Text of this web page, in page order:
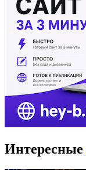
Интересные